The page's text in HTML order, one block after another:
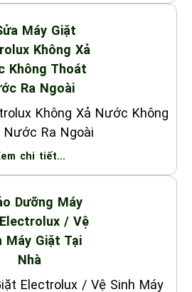
Không Xả Nước Không
Nước Ra Ngoài
chi tiết...
Electrolux / Vệ Sinh Máy